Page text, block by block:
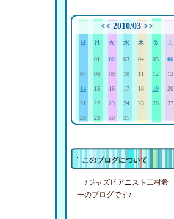
<< 2010/03 >>
日 月 火 水 木 金 土
01 02 03 04 05 06
07 08 09 10 11 12 13
14 15 16 17 18 19 20
21 22 23 24 25 26 27
28 29 30 31
このブログについて
♪ジャズピアニスト二村希
一のブログです♪